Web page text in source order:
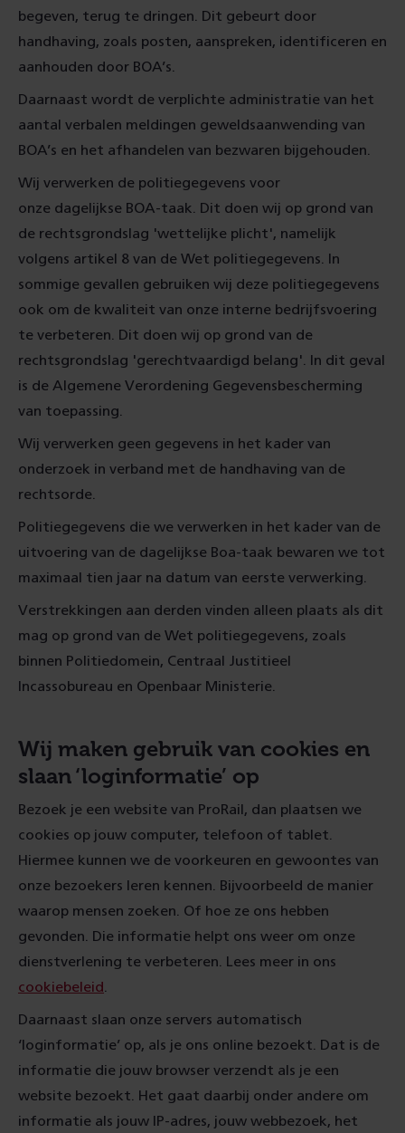
begeven, terug te dringen. Dit gebeurt door
handhaving, zoals posten, aanspreken, identificeren en
aanhouden door BOA’s.
Daarnaast wordt de verplichte administratie van het
aantal verbalen meldingen geweldsaanwending van
BOA’s en het afhandelen van bezwaren bijgehouden.
Wij verwerken de politiegegevens voor
onze dagelijkse BOA-taak. Dit doen wij op grond van
de rechtsgrondslag 'wettelijke plicht', namelijk
volgens artikel 8 van de Wet politiegegevens. In
sommige gevallen gebruiken wij deze politiegegevens
ook om de kwaliteit van onze interne bedrijfsvoering
te verbeteren. Dit doen wij op grond van de
rechtsgrondslag 'gerechtvaardigd belang'. In dit geval
is de Algemene Verordening Gegevensbescherming
van toepassing.
Wij verwerken geen gegevens in het kader van
onderzoek in verband met de handhaving van de
rechtsorde.
Politiegegevens die we verwerken in het kader van de
uitvoering van de dagelijkse Boa-taak bewaren we tot
maximaal tien jaar na datum van eerste verwerking.
Verstrekkingen aan derden vinden alleen plaats als dit
mag op grond van de Wet politiegegevens, zoals
binnen Politiedomein, Centraal Justitieel
Incassobureau en Openbaar Ministerie.
Wij maken gebruik van cookies en
slaan ‘loginformatie’ op
Bezoek je een website van ProRail, dan plaatsen we
cookies op jouw computer, telefoon of tablet.
Hiermee kunnen we de voorkeuren en gewoontes van
onze bezoekers leren kennen. Bijvoorbeeld de manier
waarop mensen zoeken. Of hoe ze ons hebben
gevonden. Die informatie helpt ons weer om onze
dienstverlening te verbeteren. Lees meer in ons
cookiebeleid
Daarnaast slaan onze servers automatisch
‘loginformatie’ op, als je ons online bezoekt. Dat is de
informatie die jouw browser verzendt als je een
website bezoekt. Het gaat daarbij onder andere om
informatie als jouw IP-adres, jouw webbezoek, het